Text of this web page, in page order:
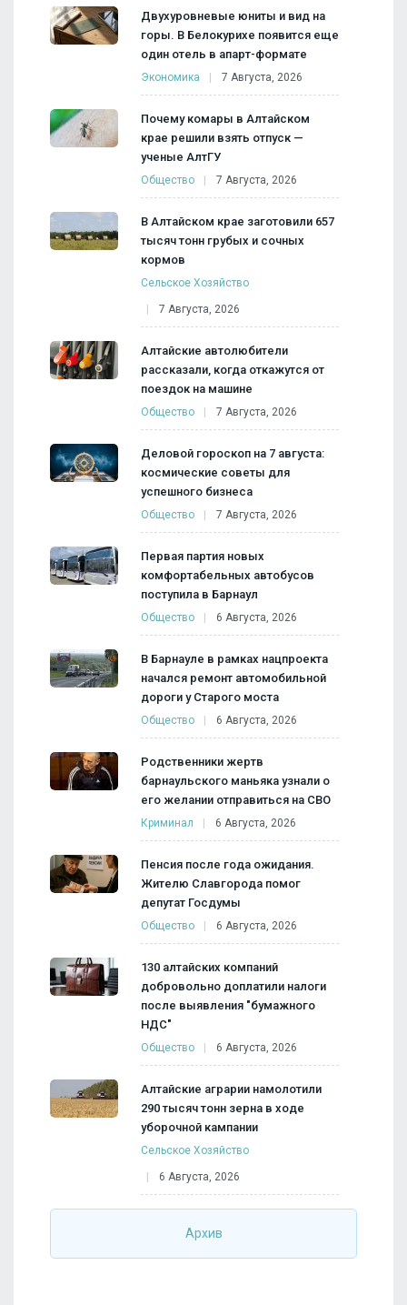
Двухуровневые юниты и вид на
горы. В Белокурихе появится еще
один отель в апарт-формате
Экономика 7 Августа, 2026
Почему комары в Алтайском
крае решили взять отпуск —
ученые АлтГУ
Общество 7 Августа, 2026
В Алтайском крае заготовили 657
тысяч тонн грубых и сочных
кормов
Сельское Хозяйство
7 Августа, 2026
Алтайские автолюбители
рассказали, когда откажутся от
поездок на машине
Общество 7 Августа, 2026
Деловой гороскоп на 7 августа:
космические советы для
успешного бизнеса
Общество 7 Августа, 2026
Первая партия новых
комфортабельных автобусов
поступила в Барнаул
Общество 6 Августа, 2026
В Барнауле в рамках нацпроекта
начался ремонт автомобильной
дороги у Старого моста
Общество 6 Августа, 2026
Родственники жертв
барнаульского маньяка узнали о
его желании отправиться на СВО
Криминал 6 Августа, 2026
Пенсия после года ожидания.
Жителю Славгорода помог
депутат Госдумы
Общество 6 Августа, 2026
130 алтайских компаний
добровольно доплатили налоги
после выявления "бумажного
НДС"
Общество 6 Августа, 2026
Алтайские аграрии намолотили
290 тысяч тонн зерна в ходе
уборочной кампании
Сельское Хозяйство
6 Августа, 2026
Архив